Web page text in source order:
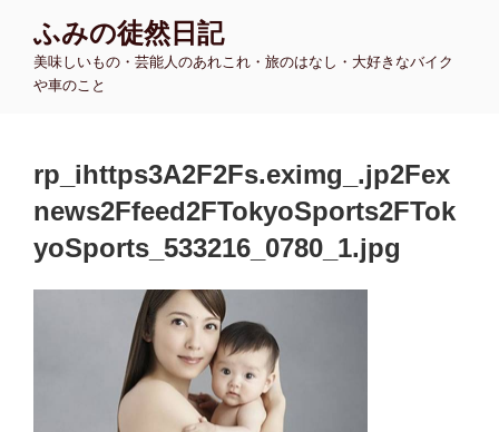
ふみの徒然日記
美味しいもの・芸能人のあれこれ・旅のはなし・大好きなバイク
や車のこと
rp_ihttps3A2F2Fs.eximg_.jp2Fex
news2Ffeed2FTokyoSports2FTok
yoSports_533216_0780_1.jpg